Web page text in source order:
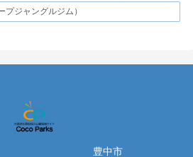
ジャングルジム）
豊中市